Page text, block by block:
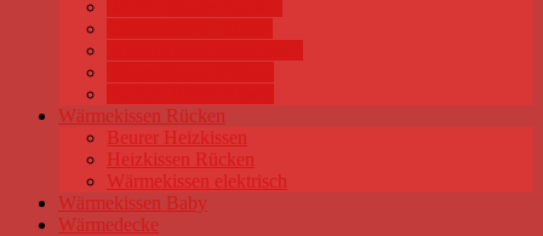
Wärmekissen Rücken
Beurer Heizkissen
Heizkissen Rücken
Wärmekissen elektrisch
Wärmekissen Baby
Wärmedecke